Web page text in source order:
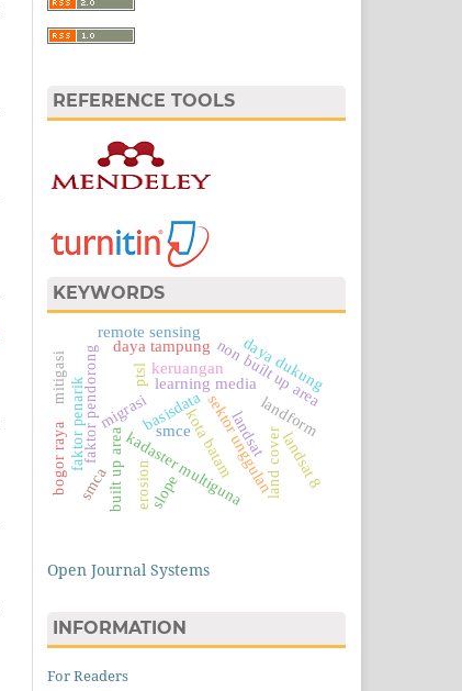
REFERENCE TOOLS
KEYWORDS
learning media
basisdata
migrasi
faktor pendorong
faktor penarik kota batam
sektor unggulan
kadaster multiguna
ptsl
land cover
built up area
non built up area
daya dukung
daya tampung
landsat 8
remote sensing
landsatlandform
erosion
keruangan
mitigasi
smce
slope
smca
bogor raya
Open Journal Systems
INFORMATION
For Readers